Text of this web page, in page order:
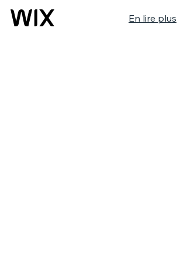
En lire plus